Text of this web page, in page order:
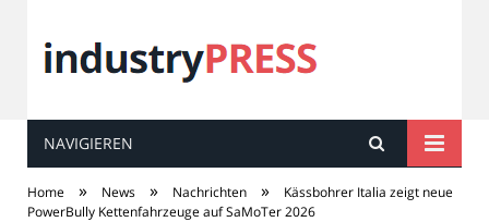
industryPRESS
NAVIGIEREN
Home » News » Nachrichten »
Kässbohrer Italia zeigt neue
PowerBully Kettenfahrzeuge auf SaMoTer 2026